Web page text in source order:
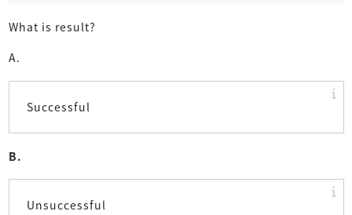
What is result?
A.
Successful
B.
Unsuccessful